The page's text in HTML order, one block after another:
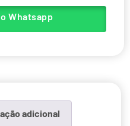
Whatsapp
adicional